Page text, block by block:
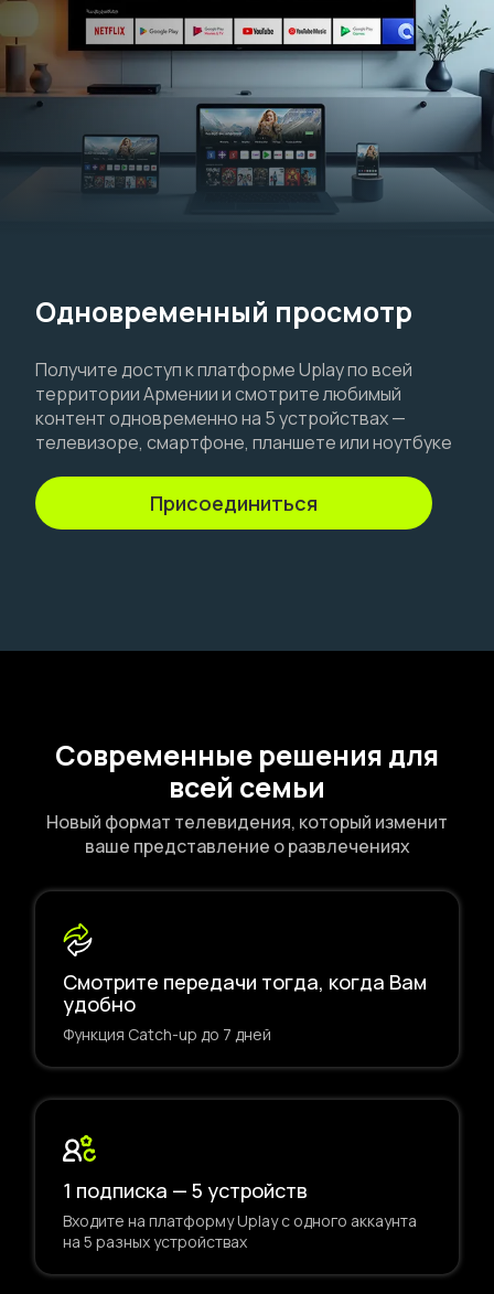
Одновременный просмотр
Получите доступ к платформе Uplay по всей
территории Армении и смотрите любимый
контент одновременно на 5 устройствах —
телевизоре, смартфоне, планшете или ноутбуке
Присоединиться
Современные решения для
всей семьи
Новый формат телевидения, который изменит
ваше представление о развлечениях
Смотрите передачи тогда, когда Вам
удобно
Функция Catch-up до 7 дней
1 подписка — 5 устройств
Входите на платформу Uplay с одного аккаунта
на 5 разных устройствах